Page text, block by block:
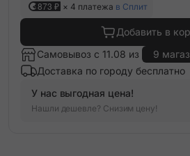
873 ₽ × 4 платежа в Сплит
Добавить в
Самовывоз с 11.08 из
9
Доставка по городу бесплатно
У нас выгодная цена!
Нашли дешевле? Снизим цену!